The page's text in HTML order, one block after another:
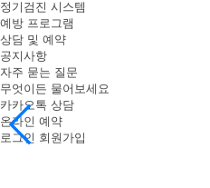
정기검진 시스템
예방 프로그램
상담 및 예약
공지사항
자주 묻는 질문
무엇이든 물어보세요
카카오톡 상담
온라인 예약
로그인 회원가입